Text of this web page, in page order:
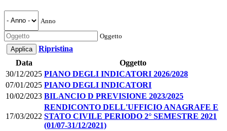
Anno
Oggetto
Ripristina
Data
Oggetto
30/12/2025 PIANO DEGLI INDICATORI 2026/2028
07/01/2025 PIANO DEGLI INDICATORI
10/02/2023 BILANCIO D PREVISIONE 2023/2025
17/03/2022
RENDICONTO DELL'UFFICIO ANAGRAFE E
STATO CIVILE PERIODO 2° SEMESTRE 2021
(01/07-31/12/2021)